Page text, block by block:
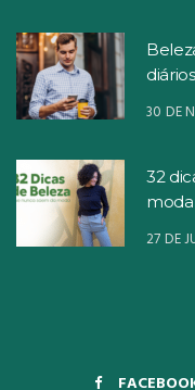
30 DE
32
moda
27 DE